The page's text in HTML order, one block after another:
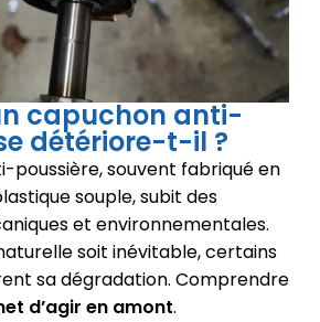
capuchon anti-
détériore-t-il ?
poussière, souvent fabriqué en
souple, subit des
et environnementales.
soit inévitable, certains
sa dégradation. Comprendre
d’agir en amont.